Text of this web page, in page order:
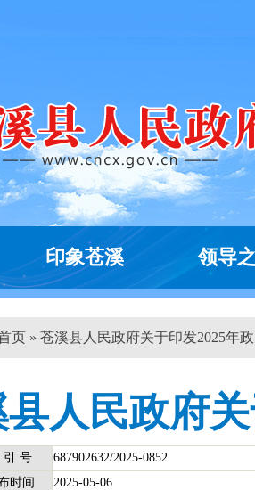
印象苍溪 领导
页 » 苍溪县人民政府关于印发2025年
人民政府
引 号
687902632/2025-0852
时间
2025-05-06